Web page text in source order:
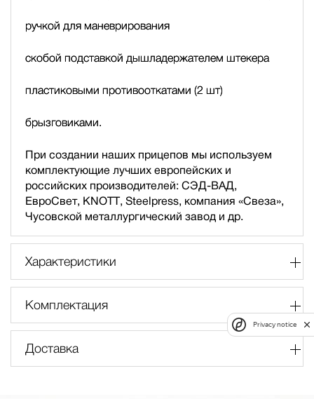
ручкой для маневрирования
скобой подставкой дышладержателем штекера
пластиковыми противооткатами (2 шт)
брызговиками.
При создании наших прицепов мы используем
комплектующие лучших европейских и
российских производителей: СЭД-ВАД,
ЕвроСвет, KNOTT, Steelpress, компания «Свеза»,
Чусовской металлургический завод и др.
Характеристики
Комплектация
Доставка
Privacy notice